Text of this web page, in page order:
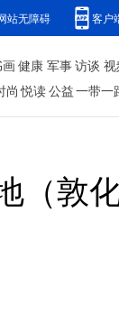
站无障碍 客户
健康 军事访谈 视
尚 悦读公益一带一
（敦